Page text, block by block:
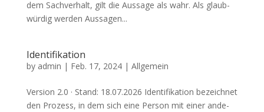
dem Sach­ver­halt, gilt die Aus­sa­ge als wahr. Als glaub­
wür­dig wer­den Aus­sa­gen...
Identifikation
by admin | Feb. 17, 2024| Allgemein
Ver­si­on 2.0 · Stand: 18.07.2026 Iden­ti­fi­ka­ti­on bezeich­net
den Pro­zess, in dem sich eine Per­son mit einer ande­